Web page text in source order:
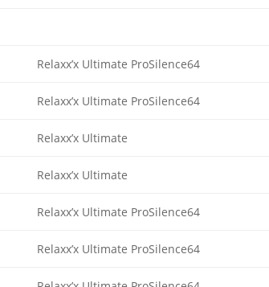
Relaxx’x Ultimate ProSilence64
Relaxx’x Ultimate ProSilence64
Relaxx’x Ultimate
Relaxx’x Ultimate
Relaxx’x Ultimate ProSilence64
Relaxx’x Ultimate ProSilence64